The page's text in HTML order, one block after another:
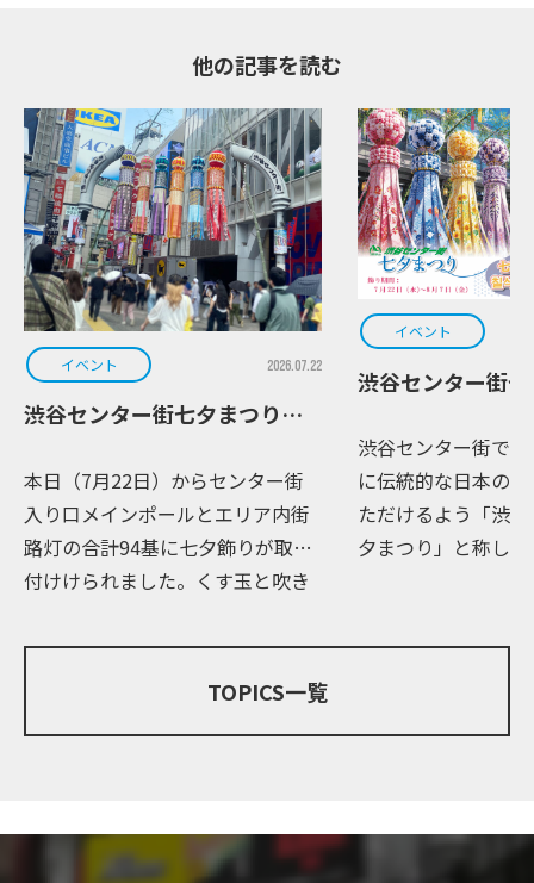
他の記事を読む
イベント 2026.07.22
渋谷センター街七夕まつり part2
本日（7月22日）からセンター街
入り口メインポールとエリア内街
路灯の合計94基に七夕飾りが取り
付けけられました。くす玉と吹き
「仙台七夕まつり」の心を受け継
ぐ職人により、幸を願い一つ一つ
イベント
渋谷センター街
渋谷センター街で
に伝統的な日本の
ただけるよう「渋
夕まつり」と称し
街路灯の合計94基
TOPICS一覧